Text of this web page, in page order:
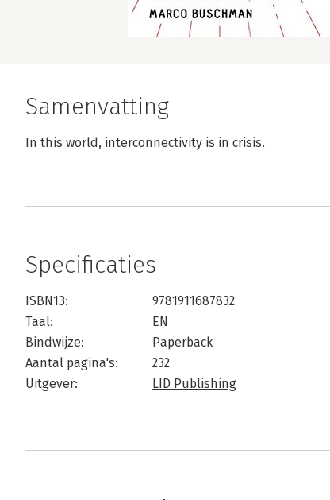
Samenvatting
In this world, interconnectivity is in crisis.
Specificaties
ISBN13:
9781911687832
Taal:
EN
Bindwijze:
Paperback
Aantal pagina's:
232
Uitgever:
LID Publishing